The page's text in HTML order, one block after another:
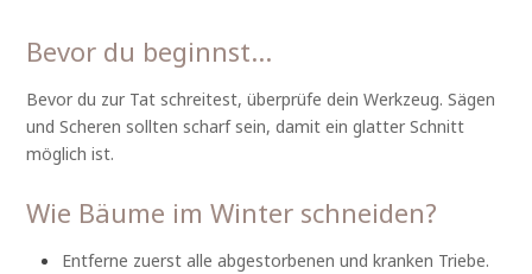
Bevor du beginnst…
Bevor du zur Tat schreitest, überprüfe dein Werkzeug. Sägen
und Scheren sollten scharf sein, damit ein glatter Schnitt
möglich ist.
Wie Bäume im Winter schneiden?
Entferne zuerst alle abgestorbenen und kranken Triebe.